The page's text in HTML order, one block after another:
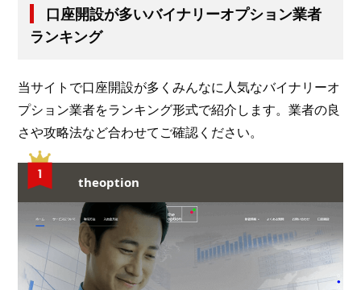
口座開設が多いバイナリーオプション業者
ランキング
当サイトで口座開設が多くみんなに人気なバイナリーオ
プション業者をランキング形式で紹介します。業者の良
さや攻略法など合わせてご確認ください。
theoption